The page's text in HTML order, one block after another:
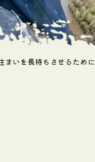
まいを長持ちさせるため